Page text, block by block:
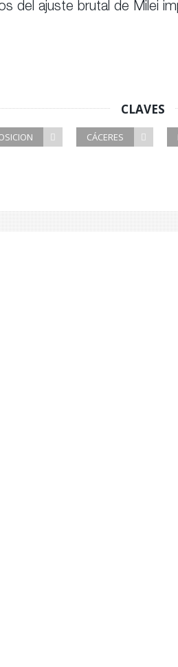
del ajuste brutal de Milei
CLAVES
CÁCERES